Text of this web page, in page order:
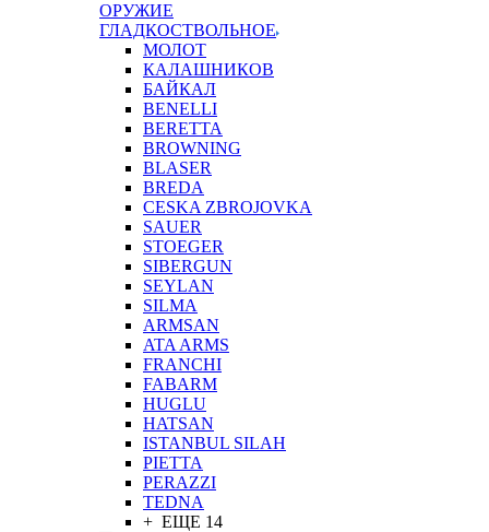
ОРУЖИЕ
ГЛАДКОСТВОЛЬНОЕ
МОЛОТ
КАЛАШНИКОВ
БАЙКАЛ
BENELLI
BERETTA
BROWNING
BLASER
BREDA
CESKA ZBROJOVKA
SAUER
STOEGER
SIBERGUN
SEYLAN
SILMA
ARMSAN
ATA ARMS
FRANCHI
FABARM
HUGLU
HATSAN
ISTANBUL SILAH
PIETTA
PERAZZI
TEDNA
+ ЕЩЕ 14